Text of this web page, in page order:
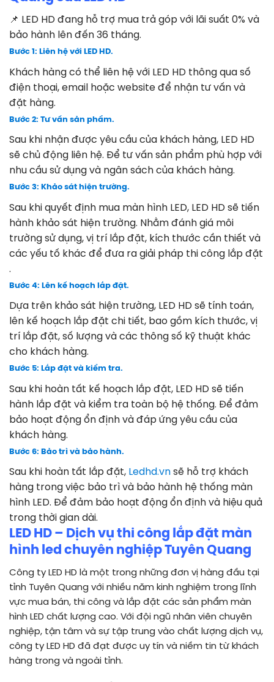
📌 LED HD đang hỗ trợ mua trả góp với lãi suất 0% và
bảo hành lên đến 36 tháng.
Bước 1: Liên hệ với LED HD.
Khách hàng có thể liên hệ với LED HD thông qua số
điện thoại, email hoặc website để nhận tư vấn và
đặt hàng.
Bước 2: Tư vấn sản phẩm.
Sau khi nhận được yêu cầu của khách hàng, LED HD
sẽ chủ động liên hệ. Để tư vấn sản phẩm phù hợp với
nhu cầu sử dụng và ngân sách của khách hàng.
Bước 3: Khảo sát hiện trường.
Sau khi quyết định mua màn hình LED, LED HD sẽ tiến
hành khảo sát hiện trường. Nhằm đánh giá môi
trường sử dụng, vị trí lắp đặt, kích thước cần thiết và
các yếu tố khác để đưa ra giải pháp thi công lắp đặt
.
Bước 4: Lên kế hoạch lắp đặt.
Dựa trên khảo sát hiện trường, LED HD sẽ tính toán,
lên kế hoạch lắp đặt chi tiết, bao gồm kích thước, vị
trí lắp đặt, số lượng và các thông số kỹ thuật khác
cho khách hàng.
Bước 5: Lắp đặt và kiểm tra.
Sau khi hoàn tất kế hoạch lắp đặt, LED HD sẽ tiến
hành lắp đặt và kiểm tra toàn bộ hệ thống. Để đảm
bảo hoạt động ổn định và đáp ứng yêu cầu của
khách hàng.
Bước 6: Bảo trì và bảo hành.
Sau khi hoàn tất lắp đặt, Ledhd.vn sẽ hỗ trợ khách
hàng trong việc bảo trì và bảo hành hệ thống màn
hình LED. Để đảm bảo hoạt động ổn định và hiệu quả
trong thời gian dài.
LED HD – Dịch vụ thi công lắp đặt màn
hình led chuyên nghiệp Tuyên Quang
Công ty LED HD là một trong những đơn vị hàng đầu tại
tỉnh Tuyên Quang với nhiều năm kinh nghiệm trong lĩnh
vực mua bán, thi công và lắp đặt các sản phẩm màn
hình LED chất lượng cao. Với đội ngũ nhân viên chuyên
nghiệp, tận tâm và sự tập trung vào chất lượng dịch vụ,
công ty LED HD đã đạt được uy tín và niềm tin từ khách
hàng trong và ngoài tỉnh.